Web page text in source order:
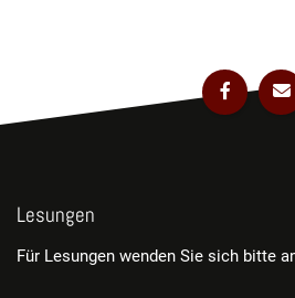
Lesungen
Für Lesungen wenden Sie sich bitte